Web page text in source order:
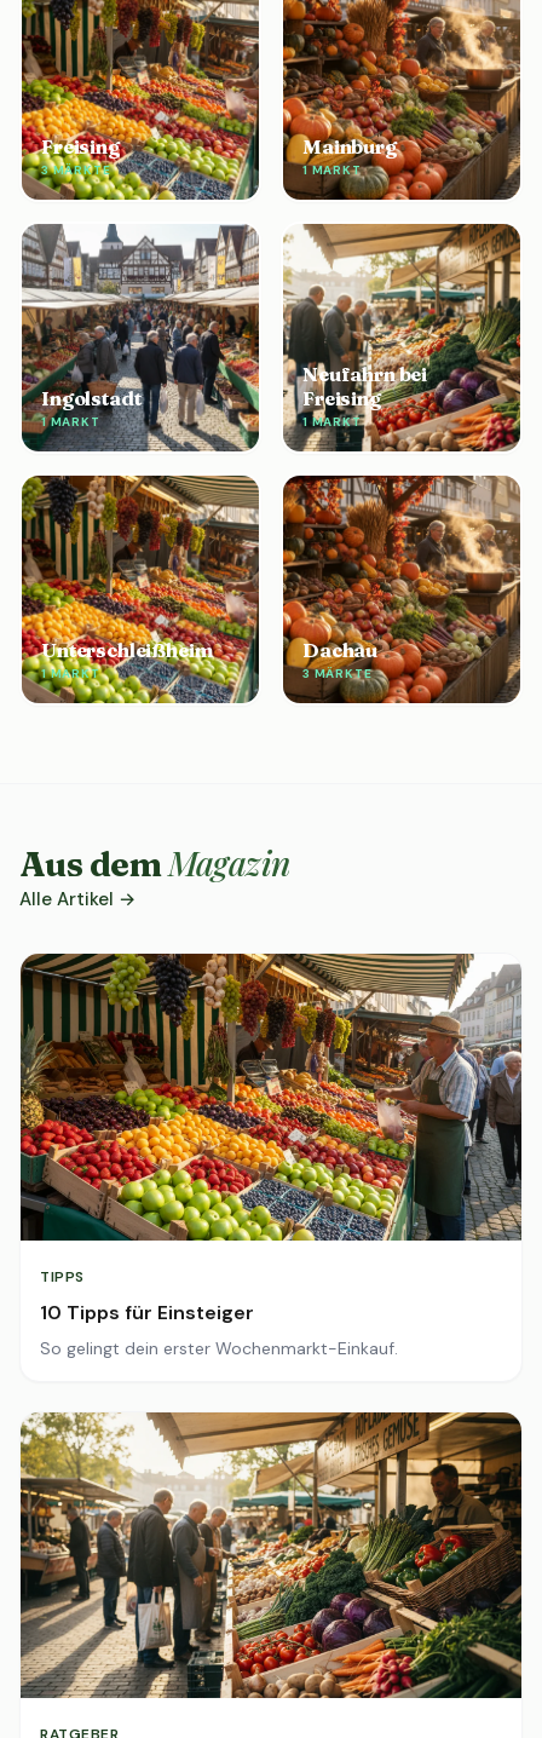
Freising
3 MÄRKTE
Mainburg
1 MARKT
Ingolstadt
1 MARKT
Neufahrn bei
Freising
1 MARKT
Unterschleißheim
1 MARKT
Dachau
3 MÄRKTE
Aus demMagazin
Alle Artikel →
TIPPS
10 Tipps für Einsteiger
So gelingt dein erster Wochenmarkt-Einkauf.